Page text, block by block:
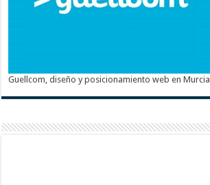
Guellcom, diseño y posicionamiento web en Murcia